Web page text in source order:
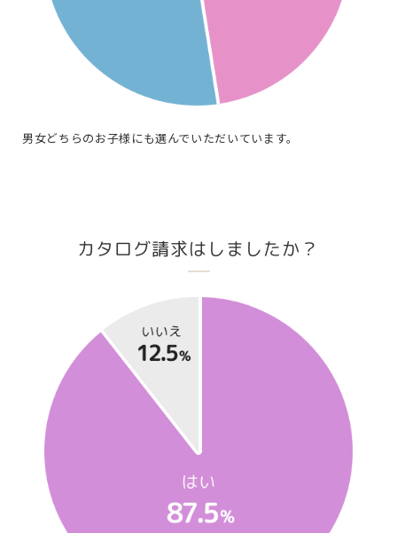
男女どちらのお子様にも選んでいただいています。
カタログ請求はしましたか？